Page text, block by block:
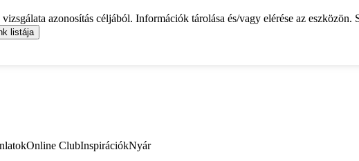
azonosítás céljából. Információk tárolása és/vagy elérése az eszközön.
listája
Online ClubInspirációkNyár